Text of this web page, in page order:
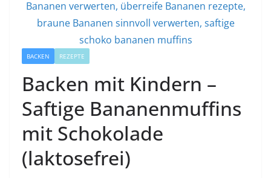
BACKEN REZEPTE
Backen mit Kindern –
Saftige Bananenmuffins
mit Schokolade
(laktosefrei)